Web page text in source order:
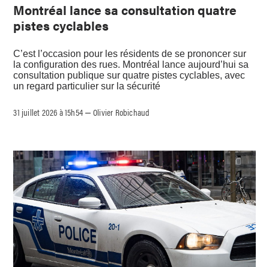
Montréal lance sa consultation quatre
pistes cyclables
C’est l’occasion pour les résidents de se prononcer sur
la configuration des rues. Montréal lance aujourd’hui sa
consultation publique sur quatre pistes cyclables, avec
un regard particulier sur la sécurité
31 juillet 2026 à 15h54 –Olivier Robichaud